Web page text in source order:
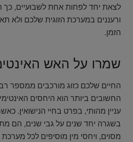
לצאת יחד לפחות אחת לשבועיים, כך
ורעננים במערכת הזוגית שלכם ולא
הזמן.
שמרו על האש
החיים שלכם כזוג מורכבים ממספר
החשובים ביותר הוא היחסים
עניין מהותי, בפרט בחיי הנישואין.
בשגרה יחד שנים על גבי שנים, הם
מסוים, ויחסי מין מוסיפים לכל מערכת